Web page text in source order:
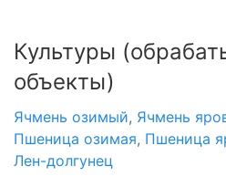
Культуры
объекты)
Ячмень озимый, Ячмень
Пшеница озимая, Пшеница
Лен-долгунец